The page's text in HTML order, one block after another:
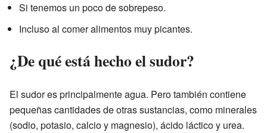
Si tenemos un poco de sobrepeso.
Incluso al comer alimentos muy picantes.
¿De qué está hecho el sudor?
El sudor es principalmente agua. Pero también contiene
pequeñas cantidades de otras sustancias, como minerales
(sodio, potasio, calcio y magnesio), ácido láctico y urea.